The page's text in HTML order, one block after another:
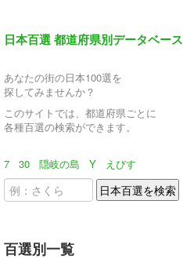
日本百選 都道府県別データベース
あなたの街の日本100選を
探してみませんか？
このサイトでは、都道府県ごとに
各種百選の検索ができます。
7 30 隠岐の島 Y えびす
百選別一覧